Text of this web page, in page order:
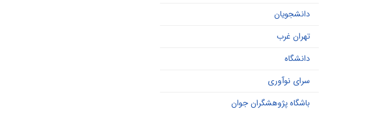
دانشجویان
تهران غرب
دانشگاه
سرای نوآوری
باشگاه پژوهشگران جوان